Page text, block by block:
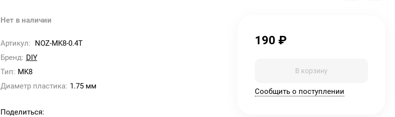
Нет в наличии
Артикул:
NOZ-MK8-0.4T
Бренд: DIY
Тип: MK8
Диаметр пластика: 1.75 мм
Поделиться:
190 ₽
В корзину
Сообщить о поступлении